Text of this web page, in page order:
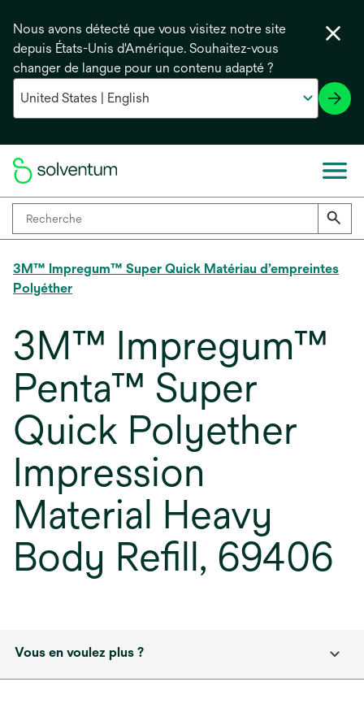
Nous avons détecté que vous visitez notre site
depuis États-Unis d'Amérique. Souhaitez-vous
changer de langue pour un contenu adapté ?
3M™ Impregum™ Super Quick Matériau d’empreintes
Polyéther
3M™ Impregum™
Penta™ Super
Quick Polyether
Impression
Material Heavy
Body Refill, 69406
Vous en voulez plus ?